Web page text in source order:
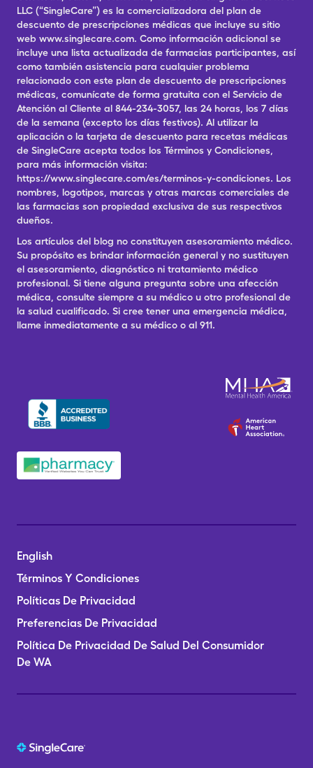
LLC (“SingleCare”) es la comercializadora del plan de
descuento de prescripciones médicas que incluye su sitio
web www.singlecare.com. Como información adicional se
incluye una lista actualizada de farmacias participantes, así
como también asistencia para cualquier problema
relacionado con este plan de descuento de prescripciones
médicas, comunícate de forma gratuita con el Servicio de
Atención al Cliente al 844-234-3057, las 24 horas, los 7 días
de la semana (excepto los días festivos). Al utilizar la
aplicación o la tarjeta de descuento para recetas médicas
de SingleCare acepta todos los Términos y Condiciones,
para más información visita:
https://www.singlecare.com/es/terminos-y-condiciones. Los
nombres, logotipos, marcas y otras marcas comerciales de
las farmacias son propiedad exclusiva de sus respectivos
dueños.
Los artículos del blog no constituyen asesoramiento médico.
Su propósito es brindar información general y no sustituyen
el asesoramiento, diagnóstico ni tratamiento médico
profesional. Si tiene alguna pregunta sobre una afección
médica, consulte siempre a su médico u otro profesional de
la salud cualificado. Si cree tener una emergencia médica,
llame inmediatamente a su médico o al 911.
English
Términos Y Condiciones
Políticas De Privacidad
Preferencias De Privacidad
Política De Privacidad De Salud Del Consumidor
De WA